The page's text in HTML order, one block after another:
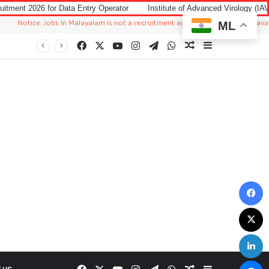
Entry Operator Institute of Advanced Virology (IAV) Notification
Jobs In Malayalam is not a recruitment agency. We just sharing available
Facebook YouTubeInstagramTelegramWhatsAppRandom Article
ML